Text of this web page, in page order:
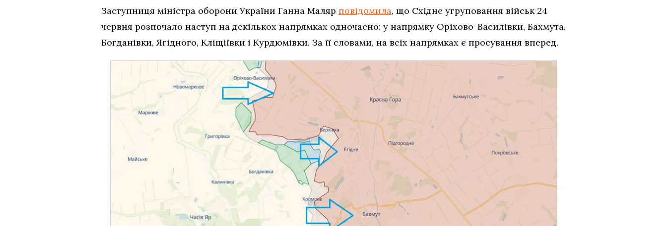
Заступниця міністра оборони України Ганна Маляр повідомила, що Східне угруповання військ 24
червня розпочало наступ на декількох напрямках одночасно: у напрямку Оріхово-Василівки, Бахмута,
Богданівки, Ягідного, Кліщіївки і Курдюмівки. За її словами, на всіх напрямках є просування вперед.